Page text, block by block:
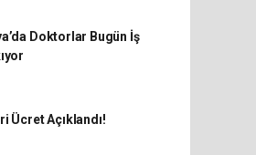
Doktorlar Bugün İş
Ücret Açıklandı!